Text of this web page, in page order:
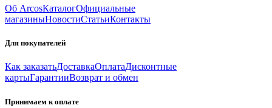
Об ArcosКаталогОфициальные
магазиныНовостиСтатьиКонтакты
Для покупателей
Как заказатьДоставкаОплатаДисконтные
картыГарантииВозврат и обмен
Принимаем к оплате